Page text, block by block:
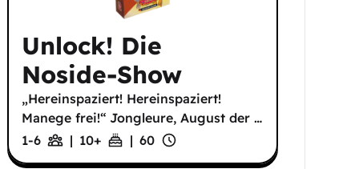
Unlock! Die
Noside-Show
„Hereinspaziert! Hereinspaziert!
Manege frei!“ Jongleure, August der…
1-6
| 10+ | 60